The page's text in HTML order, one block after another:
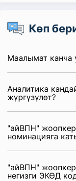
Көп
Маалымат канча
Аналитика
жүргүзүлөт?
"айВПН"
номинацияга
"айВПН"
негизги ЭКӨД